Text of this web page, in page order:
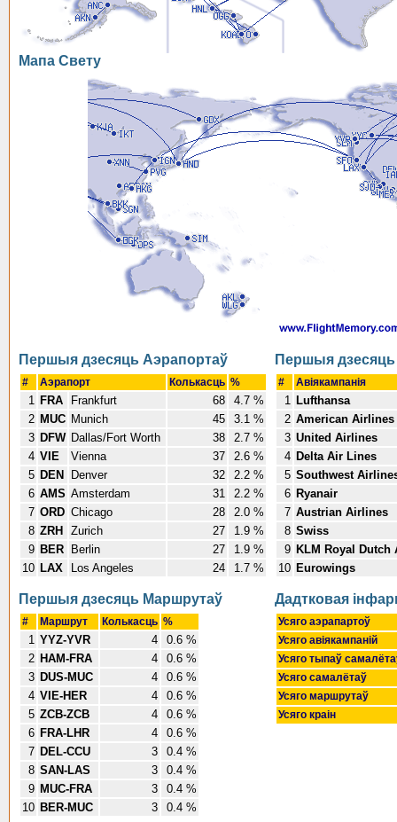
Мапа Свету
Першыя дзесяць Аэрапортаў
# Аэрапорт Колькасць %
1 FRA Frankfurt 68
4.7 %
2 MUC Munich 45
3.1 %
3 DFW Dallas/Fort Worth 38
2.7 %
4 VIE Vienna 37
2.6 %
5 DEN Denver 32
2.2 %
6 AMS Amsterdam 31
2.2 %
7 ORD Chicago 28
2.0 %
8 ZRH Zurich 27
1.9 %
9 BER Berlin 27
1.9 %
10 LAX Los Angeles 24 1.7 %
Першыя дзесяць
# Авіякампанія
1 Lufthansa
2 American Airlines
3 United Airlines
4 Delta Air Lines
5 Southwest
6 Ryanair
7 Austrian Airlines
8 Swiss
9 KLM Royal Dutch
10 Eurowings
Першыя дзесяць Маршрутаў
# Маршрут Колькасць %
1 YYZ-YVR 4
0.6 %
2 HAM-FRA 4
0.6 %
3 DUS-MUC 4
0.6 %
4 VIE-HER 4
0.6 %
5 ZCB-ZCB 4
0.6 %
6 FRA-LHR 4
0.6 %
7 DEL-CCU 3
0.4 %
8 SAN-LAS 3
0.4 %
9 MUC-FRA 3
0.4 %
10 BER-MUC 3 0.4 %
Дадтковая
Усяго аэрапартоў
Усяго авіякампаній
Усяго тыпаў
Усяго самалётаў
Усяго маршрутаў
Усяго краін